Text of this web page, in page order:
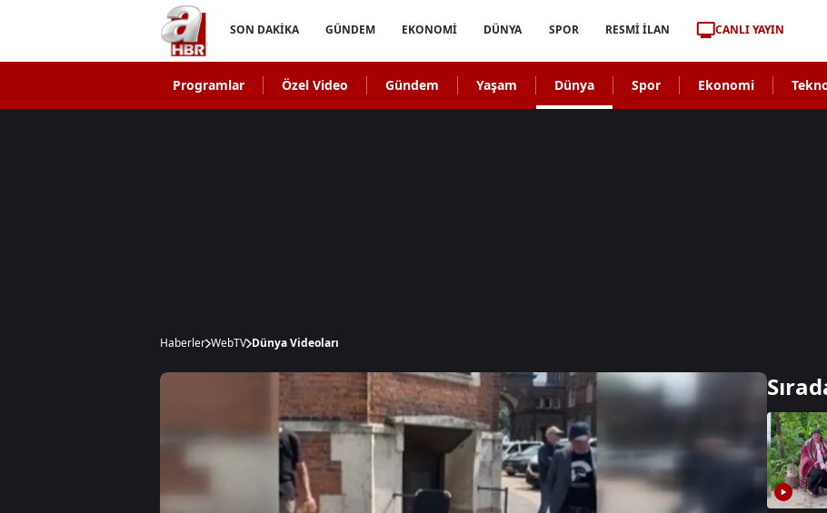
SON DAKİKA GÜNDEM EKONOMİ DÜNYA SPOR RESMİ İLAN CANLI YAYIN
Programlar Özel Video Gündem Yaşam Dünya Spor Ekonomi
Haberler WebTV Dünya Videoları